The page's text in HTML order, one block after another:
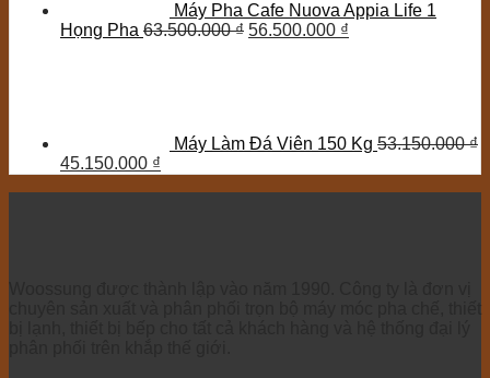
Máy Pha Cafe Nuova Appia Life 1
Họng Pha 63.500.000₫ 56.500.000 ₫
Máy Làm Đá Viên 150 Kg 53.150.000₫
45.150.000 ₫